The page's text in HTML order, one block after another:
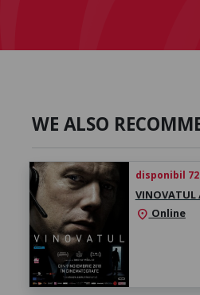
WE ALSO
disponibil
VINOVATUL
location_on Online